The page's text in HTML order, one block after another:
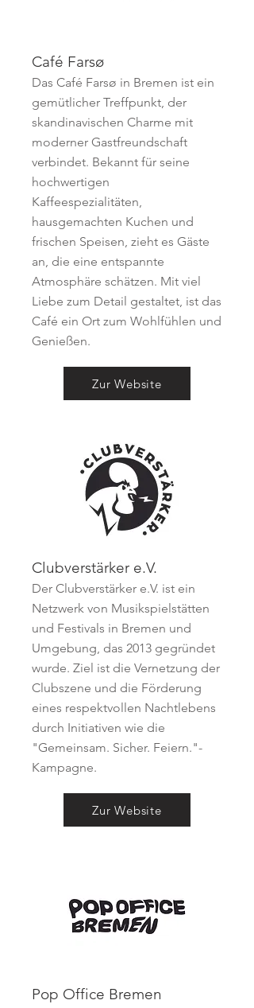
Café Farsø
Das Café Farsø in Bremen ist ein
gemütlicher Treffpunkt, der
skandinavischen Charme mit
moderner Gastfreundschaft
verbindet. Bekannt für seine
hochwertigen
Kaffeespezialitäten,
hausgemachten Kuchen und
frischen Speisen, zieht es Gäste
an, die eine entspannte
Atmosphäre schätzen. Mit viel
Liebe zum Detail gestaltet, ist das
Café ein Ort zum Wohlfühlen und
Genießen.
Zur Website
Clubverstärker e.V.
Der Clubverstärker e.V. ist ein
Netzwerk von Musikspielstätten
und Festivals in Bremen und
Umgebung, das 2013 gegründet
wurde. Ziel ist die Vernetzung der
Clubszene und die Förderung
eines respektvollen Nachtlebens
durch Initiativen wie die
"Gemeinsam. Sicher. Feiern."-
Kampagne.
Zur Website
Pop Office Bremen